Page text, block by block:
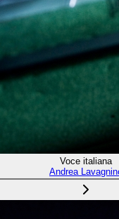
Voce italiana
Andrea